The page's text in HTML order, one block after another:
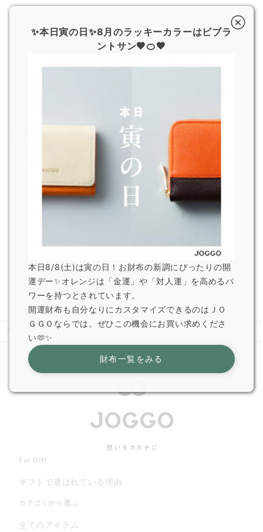
おすすめ記事
8月の営業日および超特急便停止期間のお知らせ
熊本県で発生した地震の影響による配送遅延について
2026.7.29
JOGGO 広報
ニュース
For Gift
ギフトで選ばれている理由
カテゴリから選ぶ
全てのアイテム
✨本日寅の日✨8月のラッキーカラーはビブラ
ントサン🧡🍊🧡
本日8/8(土)は寅の日！お財布の新調にぴったりの開
運デー✨オレンジは「金運」や「対人運」を高めるパ
ワーを持つとされています。
開運財布も自分なりにカスタマイズできるのはＪＯ
ＧＧＯならでは。ぜひこの機会にお買い求めくださ
い🫶✨
財布一覧をみる